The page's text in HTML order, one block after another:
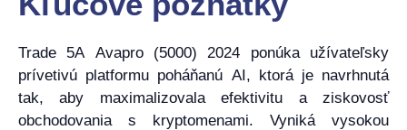
Trade 5A Avapro (5000) 2024 ponúka užívateľsky
prívetivú platformu poháňanú AI, ktorá je navrhnutá
tak, aby maximalizovala efektivitu a ziskovosť
obchodovania s kryptomenami. Vyniká vysokou